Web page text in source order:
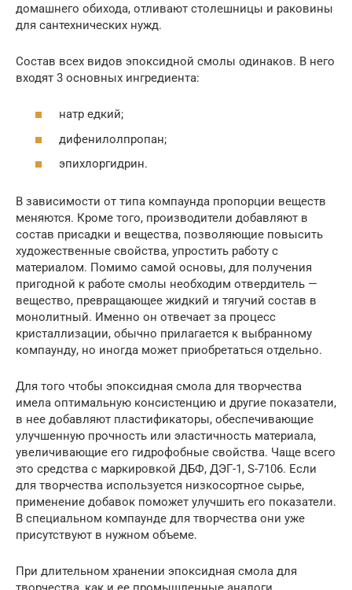
домашнего обихода, отливают столешницы и раковины
для сантехнических нужд.
Состав всех видов эпоксидной смолы одинаков. В него
входят 3 основных ингредиента:
натр едкий;
дифенилолпропан;
эпихлоргидрин.
В зависимости от типа компаунда пропорции веществ
меняются. Кроме того, производители добавляют в
состав присадки и вещества, позволяющие повысить
художественные свойства, упростить работу с
материалом. Помимо самой основы, для получения
пригодной к работе смолы необходим отвердитель —
вещество, превращающее жидкий и тягучий состав в
монолитный. Именно он отвечает за процесс
кристаллизации, обычно прилагается к выбранному
компаунду, но иногда может приобретаться отдельно.
Для того чтобы эпоксидная смола для творчества
имела оптимальную консистенцию и другие показатели,
в нее добавляют пластификаторы, обеспечивающие
улучшенную прочность или эластичность материала,
увеличивающие его гидрофобные свойства. Чаще всего
это средства с маркировкой ДБФ, ДЭГ-1, S-7106. Если
для творчества используется низкосортное сырье,
применение добавок поможет улучшить его показатели.
В специальном компаунде для творчества они уже
присутствуют в нужном объеме.
При длительном хранении эпоксидная смола для